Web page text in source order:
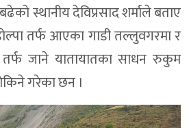
स्थानीय देविप्रसाद शर्माले बताए
तर्फ आएका गाडी तल्लुवगरमा र
जाने यातायातका साधन रुकुम
गरेका छन ।